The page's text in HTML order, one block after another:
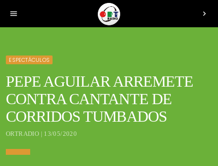
menu chevron_right
ESPECTÁCULOS
PEPE AGUILAR ARREMETE
CONTRA CANTANTE DE
CORRIDOS TUMBADOS
ORTRADIO | 13/05/2020